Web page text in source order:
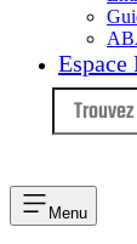
Espace
Menu